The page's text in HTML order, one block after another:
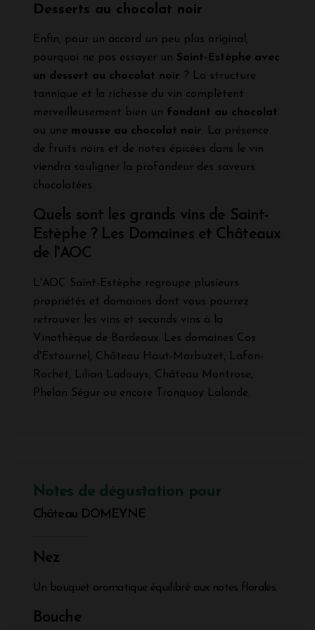
Desserts au chocolat noir
Enfin, pour un accord un peu plus original,
pourquoi ne pas essayer un Saint-Estèphe avec
un dessert au chocolat noir ? La structure
tannique et la richesse du vin complètent
merveilleusement bien un fondant au chocolat
ou une mousse au chocolat noir. La présence
de fruits noirs et de notes épicées dans le vin
viendra souligner la profondeur des saveurs
chocolatées.
Quels sont les grands vins de Saint-
Estèphe ? Les Domaines et Châteaux
de l'AOC
L'AOC Saint-Estèphe regroupe plusieurs
propriétés et domaines dont vous pourrez
retrouver les vins et seconds vins à la
Vinothèque de Bordeaux. Les domaines Cos
d'Estournel, Château Haut-Marbuzet, Lafon-
Rochet, Lilian Ladouys, Château Montrose,
Phelan Ségur ou encore Tronquoy Lalande.
Notes de dégustation pour
Château DOMEYNE
Nez
Un bouquet aromatique équilibré aux notes florales.
Bouche